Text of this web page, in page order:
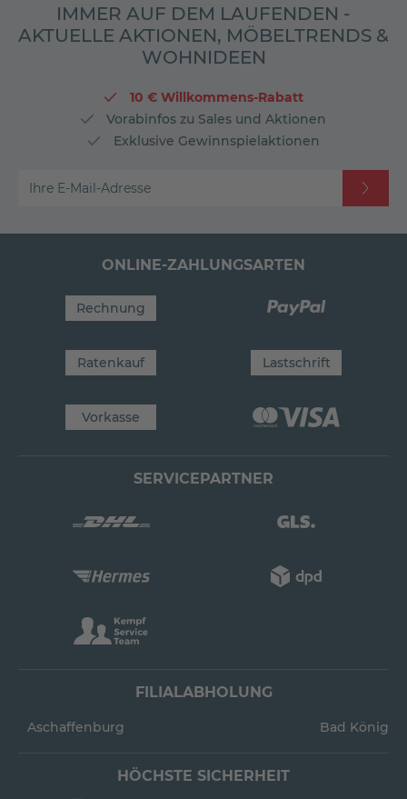
IMMER AUF DEM LAUFENDEN -
AKTUELLE AKTIONEN, MÖBELTRENDS &
WOHNIDEEN
10 € Willkommens-Rabatt
Vorabinfos zu Sales und Aktionen
Exklusive Gewinnspielaktionen
Ihre E-Mail-Adresse
ONLINE-ZAHLUNGSARTEN
Rechnung
Ratenkauf Lastschrift
Vorkasse
SERVICEPARTNER
FILIALABHOLUNG
Aschaffenburg Bad König
HÖCHSTE SICHERHEIT